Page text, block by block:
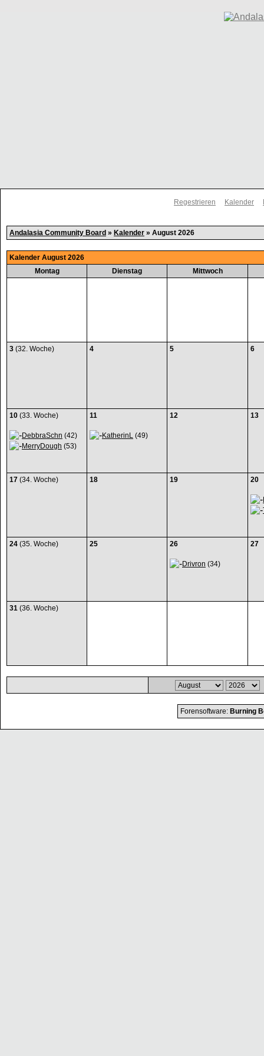
Regestrieren Kalender
Andalasia Community Board » Kalender » August 2026
Kalender August 2026
Montag
Dienstag Mittwoch
3 (32. Woche) 4 5 6
10 (33. Woche)
DebbraSchn (42)
MerryDough (53)
11
KatherinL (49)
12 13
17 (34. Woche) 18 19 20
24 (35. Woche) 25 26
Drivron (34)
27
31 (36. Woche)
Forensoftware: Burning